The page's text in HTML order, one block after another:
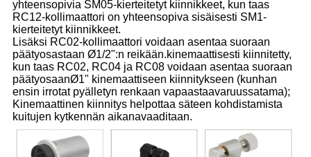
yhteensopivia SM05-kierteitetyt kiinnikkeet, kun taas
RC12-kollimaattori on yhteensopiva sisäisesti SM1-
kierteitetyt kiinnikkeet.
Lisäksi RC02-kollimaattori voidaan asentaa suoraan
päätyosastaan ​​Ø1/2":n reikään.kinemaattisesti kiinnitetty,
kun taas RC02, RC04 ja RC08 voidaan asentaa suoraan
päätyosaanØ1" kinemaattiseen kiinnitykseen (kunhan
ensin irrotat pyälletyn renkaan vapaastaavaruussatama);
Kinemaattinen kiinnitys helpottaa säteen kohdistamista
kuitujen kytkennän aikanavaaditaan.